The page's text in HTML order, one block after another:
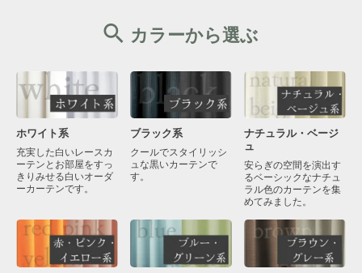
カラーから選ぶ
ホワイト系
充実した白いレースカ
ーテンとお部屋をすっ
きりみせる白いオーダ
ーカーテンです。
ブラック系
クールでスタイリッシ
ュな黒いカーテンで
す。
ナチュラル・ベージ
ュ
安らぎの空間を演出す
るベーシックなナチュ
ラル色のカーテンを集
めてみました。